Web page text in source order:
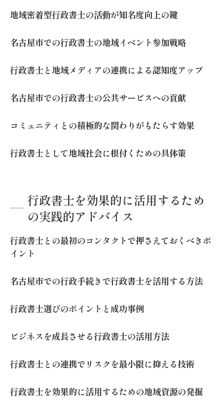
での成功事例
行政書士が活躍する地域プロジェクトの成
名古屋市での行政書士による地域活性化事
行政書士の知識を地域社会で活用する成功
地域社会で行政書士が果たす役割の再評価
行政書士による地域の課題解決事例
地域密着型行政書士の活動が知名度向上の鍵
名古屋市での行政書士の地域イベント参加戦略
行政書士と地域メディアの連携による認知度アップ
名古屋市での行政書士の公共サービスへの貢献
コミュニティとの積極的な関わりがもたらす効果
行政書士として地域社会に根付くための具体策
行政書士を効果的に活用するため
の実践的アドバイス
行政書士との最初のコンタクトで押さえておくべきポ
イント
名古屋市での行政手続きで行政書士を活用する方法
行政書士選びのポイントと成功事例
ビジネスを成長させる行政書士の活用方法
行政書士との連携でリスクを最小限に抑える技術
行政書士を効果的に活用するための地域資源の発掘